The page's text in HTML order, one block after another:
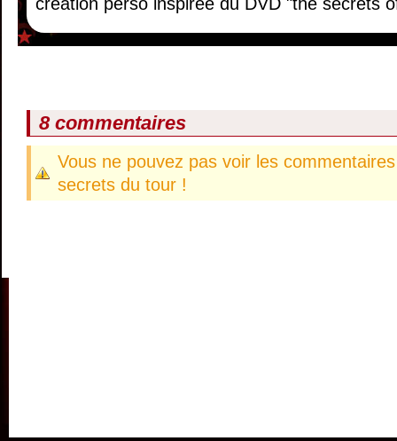
8 commentaires
Vous ne pouvez pas voir les
secrets du tour !